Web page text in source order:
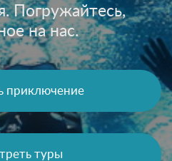
Погружайтесь,
на нас.
приключение
туры